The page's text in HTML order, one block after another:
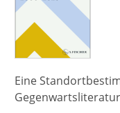
Eine